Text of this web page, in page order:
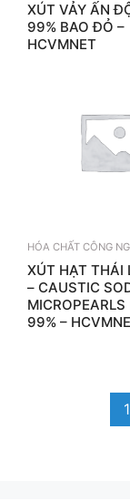
XÚT VẢY ẤN
99% BAO ĐỎ –
HCVMNET
HÓA CHẤT CÔNG
XÚT HẠT THÁI
– CAUSTIC
MICROPEARLS
99% –
navigation
1